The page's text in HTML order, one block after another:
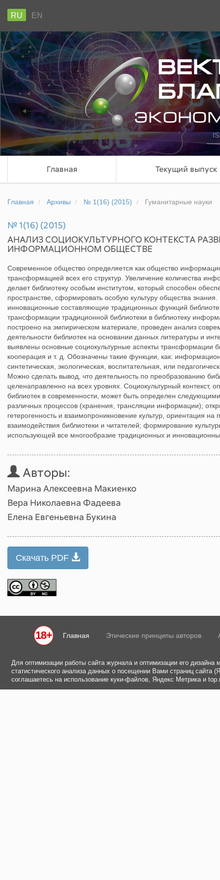
RU EN
Главная Текущий выпуск
Главная Архивы № 1(16) (2015) Гуманитарные науки
№ 1(16) (2015)
АНАЛИЗ СОЦИОКУЛЬТУРНОГО КОНТЕКСТА
ИНФОРМАЦИОННОМ ОБЩЕСТВЕ
Современное общество определяется как общество
трансформацией всех его структур. Увеличение количества
делает библиотеку особым институтом, который способен
пространстве, сформировать особую культуру общества
инновационные составляющие традиционных функций
трансформации традиционной библиотеки в библиотеку
построено на эмпирическом материале, проведен анализ
деятельности библиотек на основании данных литературы и
выявлены основные социокультурные аспекты трансформации
кооперация и т. д. Обозначены такие функции, как:
синтетическая, экологическая, воспитательная, или
Можно сделать вывод, что деятельность по преобразованию
целенаправленно на всех уровнях. Социокультурный контекст,
библиотек в современности, может быть определен
различных процессов (хранения, трансляции информации);
гетерогенность и взаимопроникновение культур, ориентация на
взаимодействия библиотеки и читателей; формирование
использующей все многообразие традиционных и
Авторы:
Марина Алексеевна Макиенко
Вера Николаевна Фадеева
Елена Евгеньевна Букина
Скачать PDF
18+ Главная Этические принципы авторов
Для оптимизации работы сайта журнала и оптимизации его
статистического анализа данных о посещении Вами страниц
соглашаетесь на использование куки-файлов, Яндекс Метрика и